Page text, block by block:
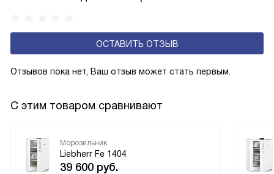
ОСТАВИТЬ ОТЗЫВ
Отзывов пока нет, Ваш отзыв может стать первым.
С этим товаром сравнивают
Морозильник
Liebherr Fe 1404
39 600 руб.